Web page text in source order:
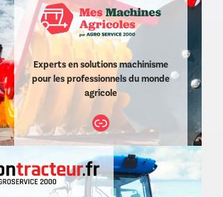
Experts en solutions machinisme
pour les professionnels du monde
agricole
Lien